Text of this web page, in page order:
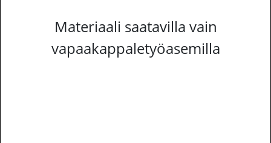
Materiaali saatavilla vain
vapaakappaletyöasemilla